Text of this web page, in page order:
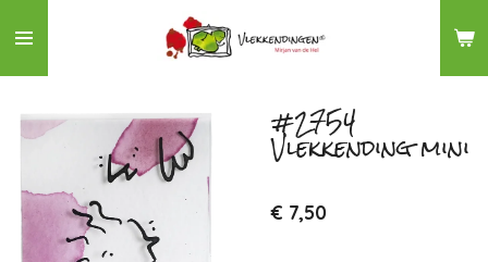
direct
naar
hoofdinhoud
#2754
Vlekkending mini
€ 7,50